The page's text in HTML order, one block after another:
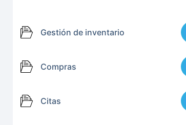
Gestión de inventario
Compras
Citas